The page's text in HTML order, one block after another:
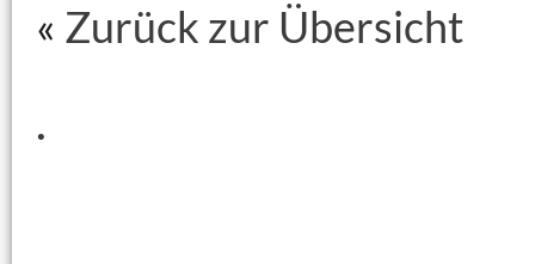
« Zurück zur Übersicht
.